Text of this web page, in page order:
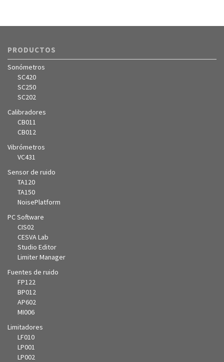
PRODUCTOS
Sonómetros
SC420
SC250
SC202
Calibradores
CB011
CB012
Vibrómetros
VC431
Sensor de ruido
TA120
TA150
NoisePlatform
PC Software
CIS02
CESVA Lab
Studio Editor
Limiter Manager
Fuentes de ruido
FP122
BP012
AP602
MI006
Limitadores
LF010
LP001
LP002